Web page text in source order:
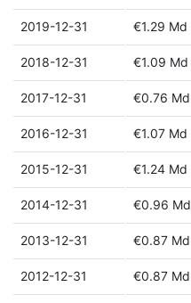
2019-12-31 €1.29 Md
2018-12-31 €1.09 Md
2017-12-31 €0.76 Md
2016-12-31 €1.07 Md
2015-12-31 €1.24 Md
2014-12-31 €0.96 Md
2013-12-31 €0.87 Md
2012-12-31 €0.87 Md